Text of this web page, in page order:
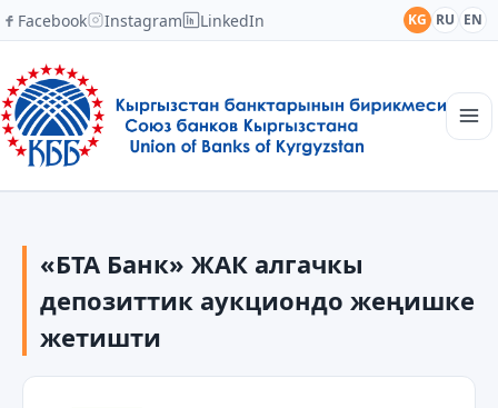
Facebook Instagram LinkedIn KG RU EN
Кабарлар
Академия
Мүчөлөр
Кызматташтык
Байланыш
«БТА Банк» ЖАК алгачкы
депозиттик аукциондо жеңишке
жетишти